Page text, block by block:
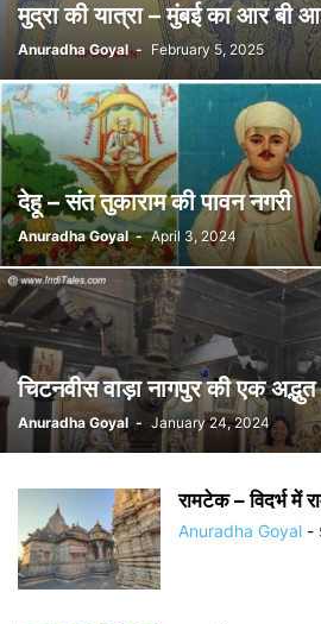
मुद्रा की यात्रा – मुंबई का आर बी
Anuradha Goyal - February 5, 2025
देहू – संत तुकाराम की पावन नगरी
Anuradha Goyal - April 3, 2024
चिटनवीस वाड़ा नागपुर की एक अद्भुत
Anuradha Goyal - January 24, 2024
रामटेक – विदर्भ में
Anuradha Goyal -